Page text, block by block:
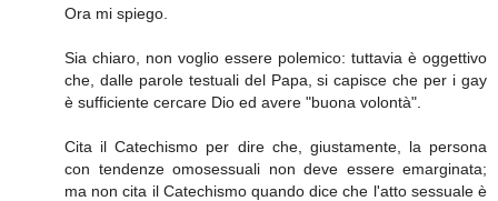
Ora mi spiego.
Sia chiaro, non voglio essere polemico: tuttavia è oggettivo
che, dalle parole testuali del Papa, si capisce che per i gay
è sufficiente cercare Dio ed avere "buona volontà".
Cita il Catechismo per dire che, giustamente, la persona
con tendenze omosessuali non deve essere emarginata;
ma non cita il Catechismo quando dice che l'atto sessuale è